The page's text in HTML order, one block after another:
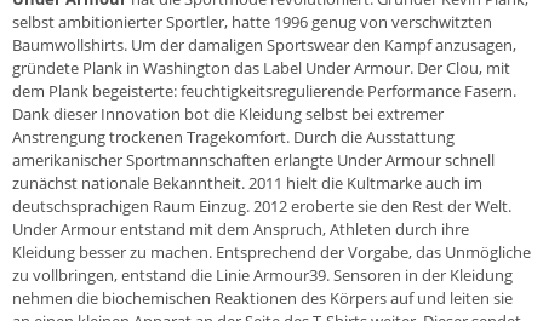
selbst ambitionierter Sportler, hatte 1996 genug von verschwitzten
Baumwollshirts. Um der damaligen Sportswear den Kampf anzusagen,
gründete Plank in Washington das Label Under Armour. Der Clou, mit
dem Plank begeisterte: feuchtigkeitsregulierende Performance Fasern.
Dank dieser Innovation bot die Kleidung selbst bei extremer
Anstrengung trockenen Tragekomfort. Durch die Ausstattung
amerikanischer Sportmannschaften erlangte Under Armour schnell
zunächst nationale Bekanntheit. 2011 hielt die Kultmarke auch im
deutschsprachigen Raum Einzug. 2012 eroberte sie den Rest der Welt.
Under Armour entstand mit dem Anspruch, Athleten durch ihre
Kleidung besser zu machen. Entsprechend der Vorgabe, das Unmögliche
zu vollbringen, entstand die Linie Armour39. Sensoren in der Kleidung
nehmen die biochemischen Reaktionen des Körpers auf und leiten sie